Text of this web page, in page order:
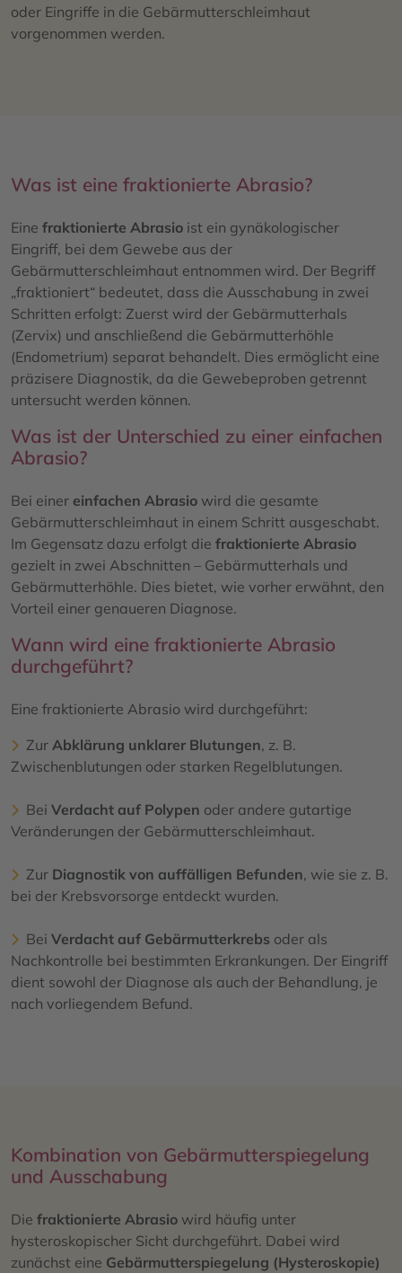
oder Eingriffe in die Gebärmutterschleimhaut
vorgenommen werden.
Was ist eine fraktionierte Abrasio?
Eine fraktionierte Abrasio ist ein gynäkologischer
Eingriff, bei dem Gewebe aus der
Gebärmutterschleimhaut entnommen wird. Der Begriff
„fraktioniert“ bedeutet, dass die Ausschabung in zwei
Schritten erfolgt: Zuerst wird der Gebärmutterhals
(Zervix) und anschließend die Gebärmutterhöhle
(Endometrium) separat behandelt. Dies ermöglicht eine
präzisere Diagnostik, da die Gewebeproben getrennt
untersucht werden können.
Was ist der Unterschied zu einer einfachen
Abrasio?
Bei einer einfachen Abrasio wird die gesamte
Gebärmutterschleimhaut in einem Schritt ausgeschabt.
Im Gegensatz dazu erfolgt die fraktionierte Abrasio
gezielt in zwei Abschnitten – Gebärmutterhals und
Gebärmutterhöhle. Dies bietet, wie vorher erwähnt, den
Vorteil einer genaueren Diagnose.
Wann wird eine fraktionierte Abrasio
durchgeführt?
Eine fraktionierte Abrasio wird durchgeführt:
Zur Abklärung unklarer Blutungen, z. B.
Zwischenblutungen oder starken Regelblutungen.
Bei Verdacht auf Polypen oder andere gutartige
Veränderungen der Gebärmutterschleimhaut.
Zur Diagnostik von auffälligen Befunden, wie sie z. B.
bei der Krebsvorsorge entdeckt wurden.
Bei Verdacht auf Gebärmutterkrebs oder als
Nachkontrolle bei bestimmten Erkrankungen. Der Eingriff
dient sowohl der Diagnose als auch der Behandlung, je
nach vorliegendem Befund.
Kombination von Gebärmutterspiegelung
und Ausschabung
Die fraktionierte Abrasio wird häufig unter
hysteroskopischer Sicht durchgeführt. Dabei wird
zunächst eine Gebärmutterspiegelung (Hysteroskopie)